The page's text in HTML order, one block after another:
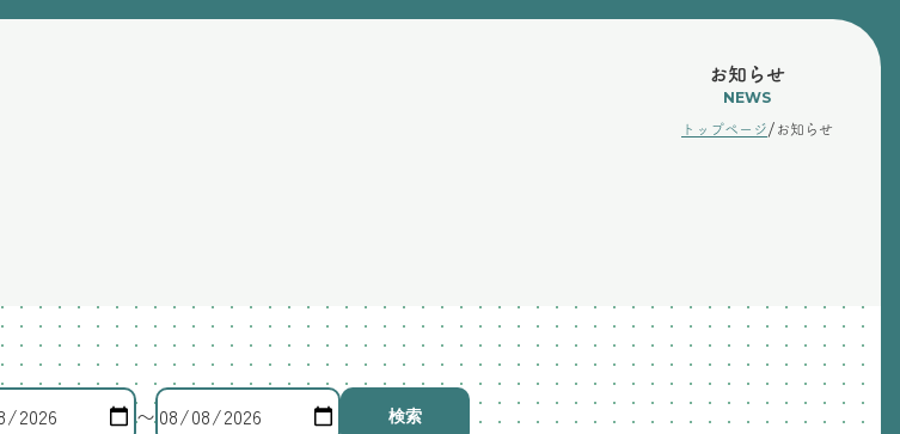
お知らせ
NEWS
トップページ/ お知らせ
〜 検索